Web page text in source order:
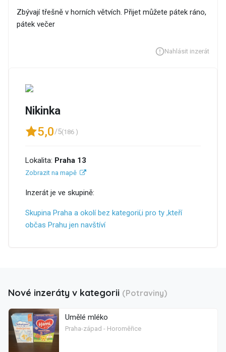
Zbývají třešně v horních větvích. Přijet můžete pátek ráno,
pátek večer
Nahlásit inzerát
Nikinka
5,0/5(186 )
Lokalita: Praha 13
Zobrazit na mapě
Inzerát je ve skupině:
Skupina Praha a okolí bez kategorií,i pro ty ,kteří
občas Prahu jen navštíví
Nové inzeráty v kategorii (Potraviny)
Umělé mléko
Praha-západ - Horoměřice